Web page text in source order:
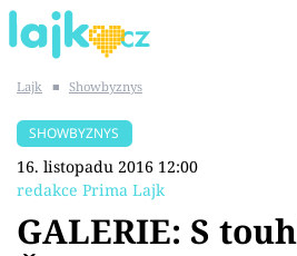
SHOPAHOLICADEL
Lajk ■ Showbyznys
SHOWBYZNYS
16. listopadu 2016 12:00
redakce Prima Lajk
GALERIE: S